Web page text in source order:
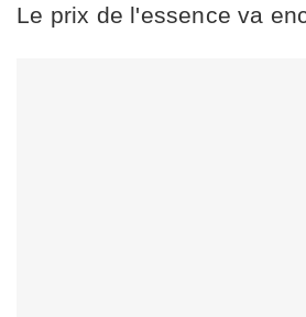
Le prix de l'essence va